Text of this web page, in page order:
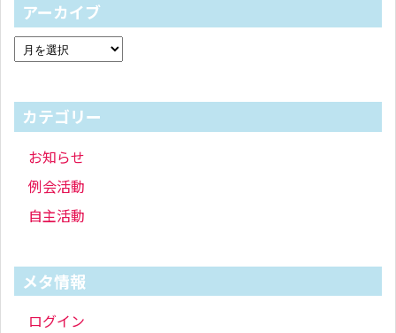
アーカイブ
カテゴリー
お知らせ
例会活動
自主活動
メタ情報
ログイン